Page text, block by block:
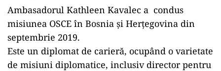
Ambasadorul Kathleen Kavalec a condus
misiunea OSCE în Bosnia și Herțegovina din
septembrie 2019.
Este un diplomat de carieră, ocupând o varietate
de misiuni diplomatice, inclusiv director pentru